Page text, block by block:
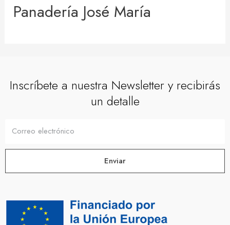
Panadería José María
Inscríbete a nuestra Newsletter y recibirás
un detalle
Enviar